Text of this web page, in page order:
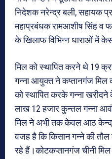
निदेशक नरेन्द्र बली, सहायक
महाप्रबंधक रामआशीष सिंह व
के खिलाफ विभिन्न धाराओं में
मिल को स्थापित करने थे 19
गन्ना आयुक्त ने कप्तानगंज मिल
को स्थापित करके गन्ना खरीदने
लाख 12 हजार कुन्तल गन्ना
मिल ने अभी तक केवल आठ
वजह है कि किसान गन्ने की
रहे हैं।कोटकप्तानगंज चीनी